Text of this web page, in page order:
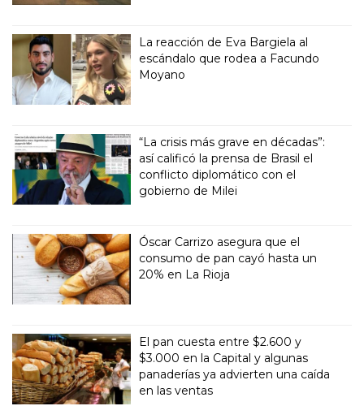
La reacción de Eva Bargiela al
escándalo que rodea a Facundo
Moyano
“La crisis más grave en décadas”:
así calificó la prensa de Brasil el
conflicto diplomático con el
gobierno de Milei
Óscar Carrizo asegura que el
consumo de pan cayó hasta un
20% en La Rioja
El pan cuesta entre $2.600 y
$3.000 en la Capital y algunas
panaderías ya advierten una caída
en las ventas